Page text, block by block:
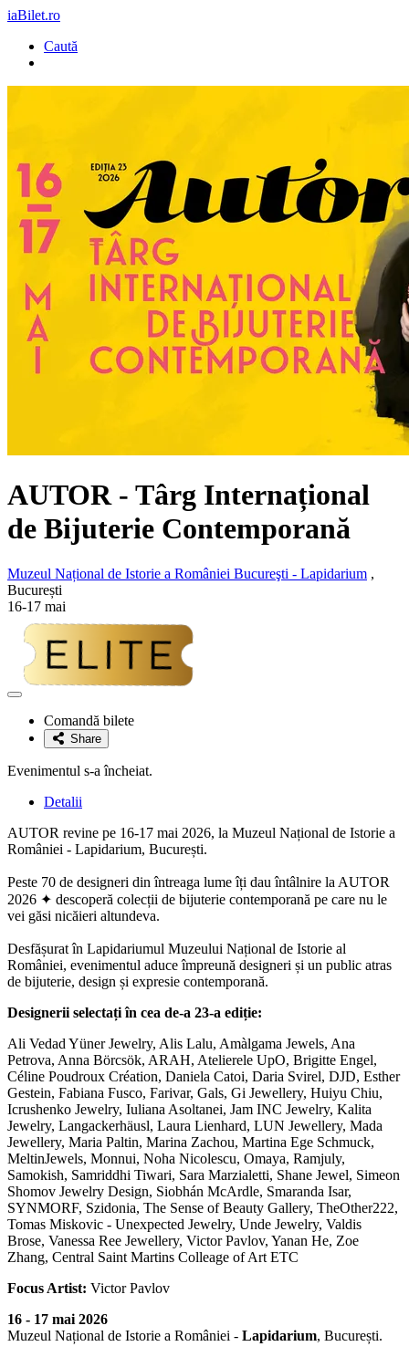
iaBilet.ro
Caută
AUTOR - Târg Internațional
de Bijuterie Contemporană
Muzeul Național de Istorie a României Bucureşti - Lapidarium ,
București
16-17 mai
Adaugă
favoriteComandă bilete
Share
Evenimentul s-a încheiat.
Detalii
AUTOR revine pe 16-17 mai 2026, la Muzeul Național de Istorie a
României - Lapidarium, București.
Peste 70 de designeri din întreaga lume îți dau întâlnire la AUTOR
2026 ✦ descoperă colecții de bijuterie contemporană pe care nu le
vei găsi nicăieri altundeva.
Desfășurat în Lapidariumul Muzeului Național de Istorie al
României, evenimentul aduce împreună designeri și un public atras
de bijuterie, design și expresie contemporană.
Designerii selectați în cea de-a 23-a ediție:
Ali Vedad Yüner Jewelry, Alis Lalu, Amàlgama Jewels, Ana
Petrova, Anna Börcsök, ARAH, Atelierele UpO, Brigitte Engel,
Céline Poudroux Création, Daniela Catoi, Daria Svirel, DJD, Esther
Gestein, Fabiana Fusco, Farivar, Gals, Gi Jewellery, Huiyu Chiu,
Icrushenko Jewelry, Iuliana Asoltanei, Jam INC Jewelry, Kalita
Jewelry, Langackerhäusl, Laura Lienhard, LUN Jewellery, Mada
Jewellery, Maria Paltin, Marina Zachou, Martina Ege Schmuck,
MeltinJewels, Monnui, Noha Nicolescu, Omaya, Ramjuly,
Samokish, Samriddhi Tiwari, Sara Marzialetti, Shane Jewel, Simeon
Shomov Jewelry Design, Siobhán McArdle, Smaranda Isar,
SYNMORF, Szidonia, The Sense of Beauty Gallery, TheOther222,
Tomas Miskovic - Unexpected Jewelry, Unde Jewelry, Valdis
Brose, Vanessa Ree Jewellery, Victor Pavlov, Yanan He, Zoe
Zhang, Central Saint Martins Colleage of Art ETC
Focus Artist: Victor Pavlov
16 - 17 mai 2026
Muzeul Național de Istorie a României - Lapidarium, București.